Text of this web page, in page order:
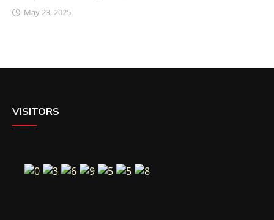
May 23, 2025
VISITORS